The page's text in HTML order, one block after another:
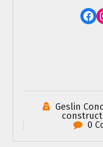
Facebook
Geslin
0